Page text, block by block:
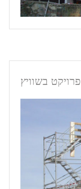
פרויקט בשוויץ